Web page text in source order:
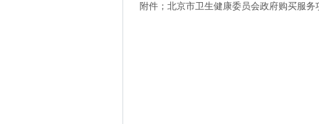
附件；北京市卫生健康委员会政府购买服务